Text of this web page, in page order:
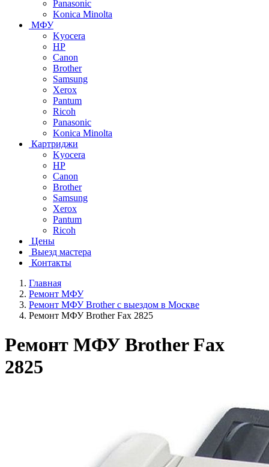
Panasonic
Konica Minolta
МФУ
Kyocera
HP
Canon
Brother
Samsung
Xerox
Pantum
Ricoh
Panasonic
Konica Minolta
Картриджи
Kyocera
HP
Canon
Brother
Samsung
Xerox
Pantum
Ricoh
Цены
Выезд мастера
Контакты
Главная
Ремонт МФУ
Ремонт МФУ Brother с выездом в Москве
Ремонт МФУ Brother Fax 2825
Ремонт МФУ Brother Fax
2825